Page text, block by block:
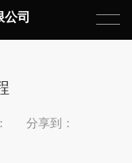
司
分享到：